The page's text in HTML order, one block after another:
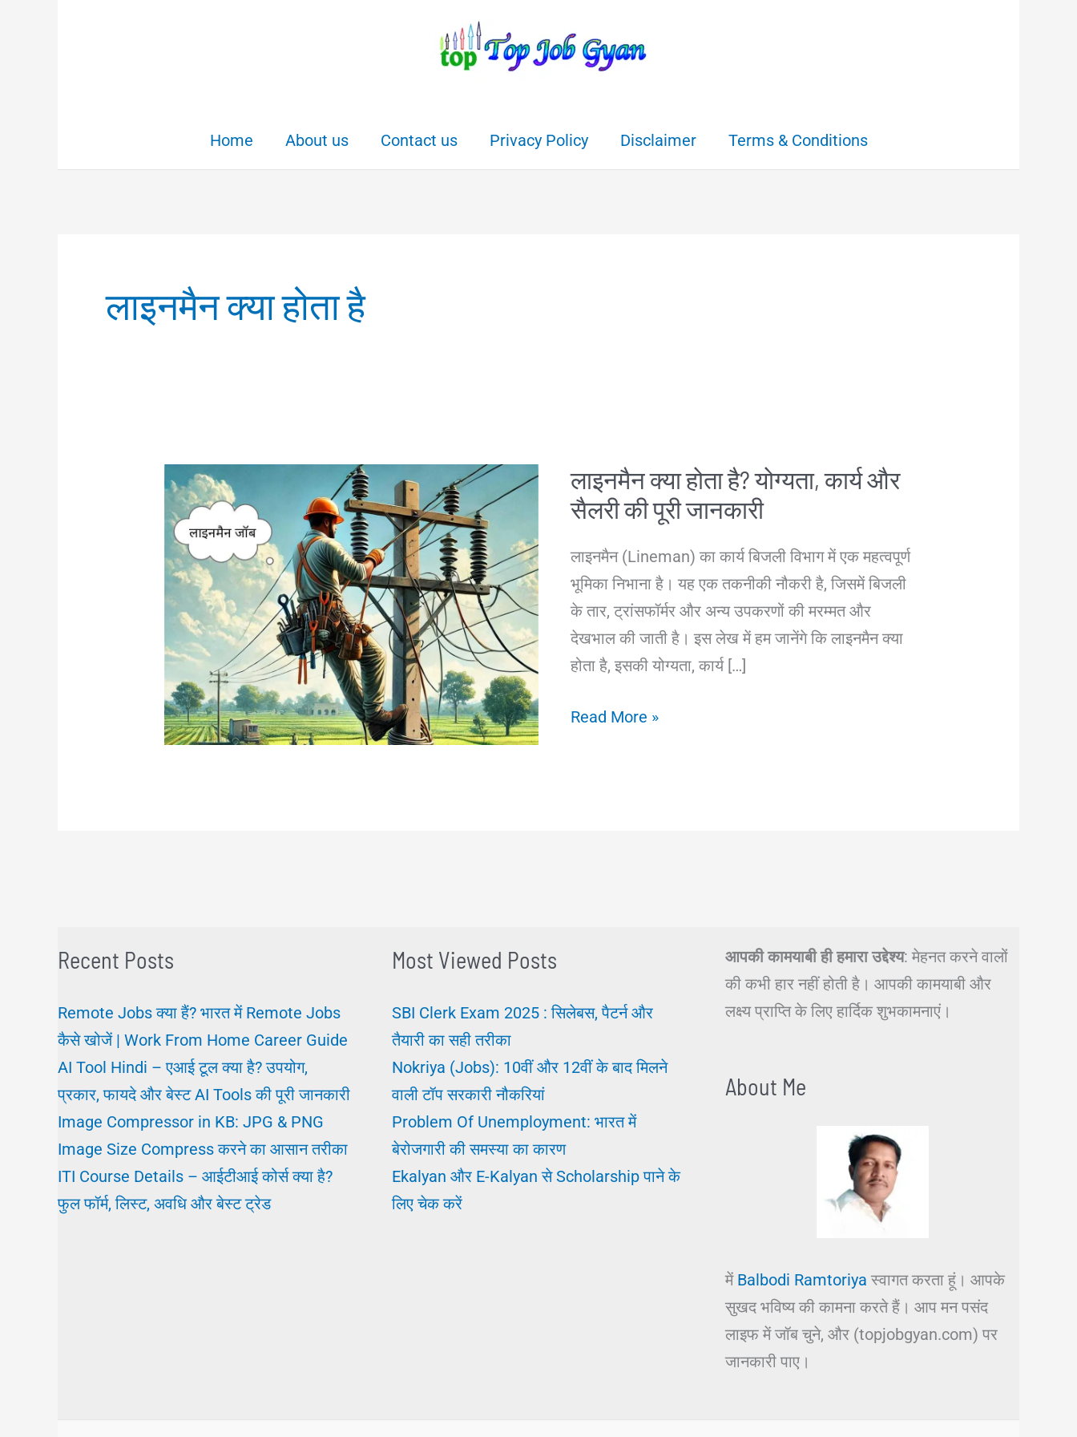
Home About us Contact us Privacy Policy Disclaimer Terms & Conditions
लाइनमैन क्या होता है
लाइनमैन क्या होता है? योग्यता, कार्य और
सैलरी की पूरी जानकारी
लाइनमैन (Lineman) का कार्य बिजली विभाग में एक महत्वपूर्ण
भूमिका निभाना है। यह एक तकनीकी नौकरी है, जिसमें बिजली
के तार, ट्रांसफॉर्मर और अन्य उपकरणों की मरम्मत और
देखभाल की जाती है। इस लेख में हम जानेंगे कि लाइनमैन क्या
होता है, इसकी योग्यता, कार्य […]
लाइनमैन
Read More »
Recent Posts
Remote Jobs क्या हैं? भारत में Remote Jobs
कैसे खोजें | Work From Home Career Guide
AI Tool Hindi – एआई टूल क्या है? उपयोग,
प्रकार, फायदे और बेस्ट AI Tools की पूरी जानकारी
Image Compressor in KB: JPG & PNG
Image Size Compress करने का आसान तरीका
ITI Course Details – आईटीआई कोर्स क्या है?
फुल फॉर्म, लिस्ट, अवधि और बेस्ट ट्रेड
Most Viewed Posts
SBI Clerk Exam 2025 : सिलेबस, पैटर्न और
तैयारी का सही तरीका
Nokriya (Jobs): 10वीं और 12वीं के बाद मिलने
वाली टॉप सरकारी नौकरियां
Problem Of Unemployment: भारत में
बेरोजगारी की समस्या का कारण
Ekalyan और E-Kalyan से Scholarship पाने के
लिए चेक करें
आपकी कामयाबी ही हमारा उद्देश्य: मेहनत करने वालों
की कभी हार नहीं होती है। आपकी कामयाबी और
लक्ष्य प्राप्ति के लिए हार्दिक शुभकामनाएं।
About Me
में Balbodi Ramtoriya स्वागत करता हूं। आपके
सुखद भविष्य की कामना करते हैं। आप मन पसंद
लाइफ में जॉब चुने, और (topjobgyan.com) पर
जानकारी पाए।